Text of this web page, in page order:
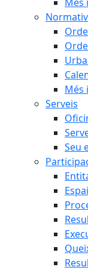
Més
Serveis
Seu